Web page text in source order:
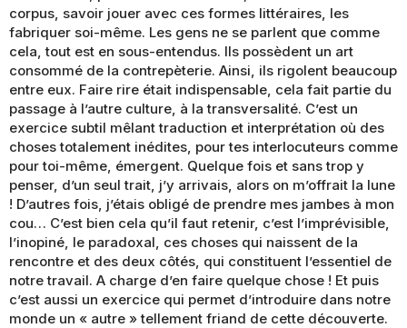
corpus, savoir jouer avec ces formes littéraires, les
fabriquer soi-même. Les gens ne se parlent que comme
cela, tout est en sous-entendus. Ils possèdent un art
consommé de la contrepèterie. Ainsi, ils rigolent beaucoup
entre eux. Faire rire était indispensable, cela fait partie du
passage à l’autre culture, à la transversalité. C’est un
exercice subtil mêlant traduction et interprétation où des
choses totalement inédites, pour tes interlocuteurs comme
pour toi-même, émergent. Quelque fois et sans trop y
penser, d’un seul trait, j’y arrivais, alors on m’offrait la lune
! D’autres fois, j’étais obligé de prendre mes jambes à mon
cou… C’est bien cela qu’il faut retenir, c’est l’imprévisible,
l’inopiné, le paradoxal, ces choses qui naissent de la
rencontre et des deux côtés, qui constituent l’essentiel de
notre travail. A charge d’en faire quelque chose ! Et puis
c’est aussi un exercice qui permet d’introduire dans notre
monde un « autre » tellement friand de cette découverte.